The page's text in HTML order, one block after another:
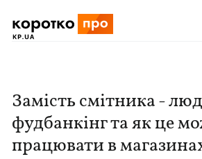
Замість смітника -
фудбанкінг та як це
працювати в